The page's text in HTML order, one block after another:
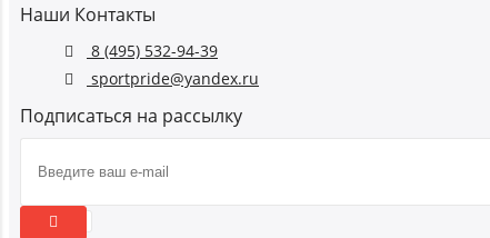
Наши Контакты
8 (495) 532-94-39
sportpride@yandex.ru
Подписаться на рассылку